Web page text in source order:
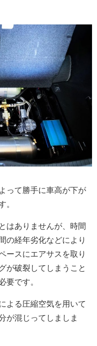
って勝手に車高が下が
。
はありませんが、時間
の経年劣化などにより
ースにエアサスを取り
が破裂してしまうこと
要です。
よる圧縮空気を用いて
が混じってしましま